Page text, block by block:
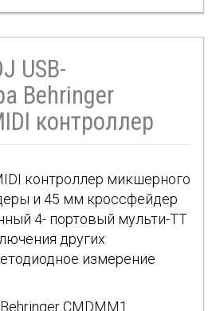
USB-
Behringer
контроллер
контроллер микшерного
и 45 мм кроссфейдер
4- портовый мульти-TT
других
измерение
CMDMM1